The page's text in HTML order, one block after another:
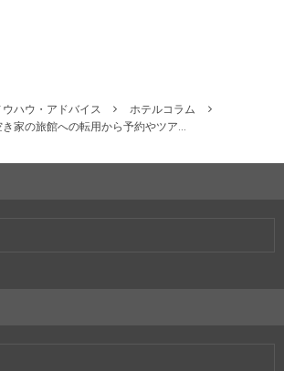
ウハウ・アドバイス
ホテルコラム
家の旅館への転用から予約やツア...